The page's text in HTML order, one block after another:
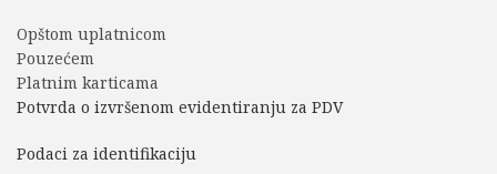
Opštom uplatnicom
Pouzećem
Platnim karticama
Potvrda o izvršenom evidentiranju za PDV
Podaci za identifikaciju